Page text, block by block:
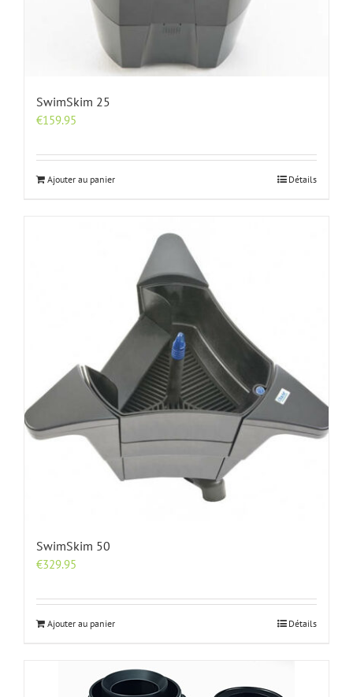
SwimSkim 25
€159.95
Ajouter au panier Détails
SwimSkim 50
€329.95
Ajouter au panier Détails